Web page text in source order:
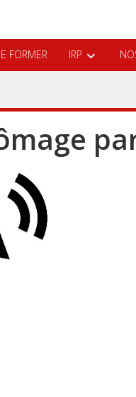
FORMER IRP